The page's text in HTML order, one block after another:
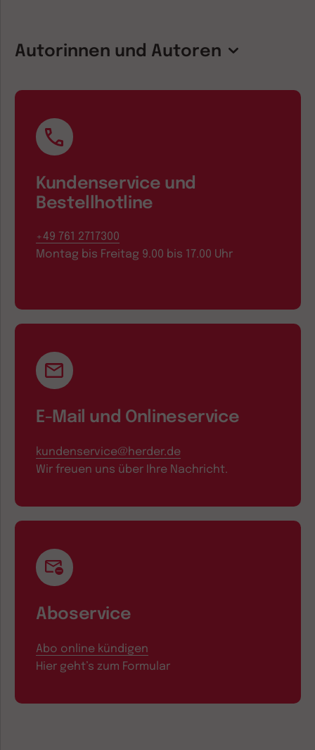
Autorinnen und Autoren
Kundenservice und
Bestellhotline
+49 761 2717300
Montag bis Freitag 9.00 bis 17.00 Uhr
E-Mail und Onlineservice
kundenservice@herder.de
Wir freuen uns über Ihre Nachricht.
Aboservice
Abo online kündigen
Hier geht’s zum Formular